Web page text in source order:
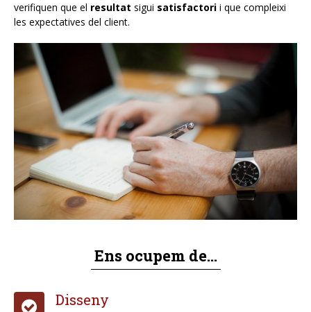
Estructures metàl·liques
Serralleria
Fusteria alumini
Llars de foc i estufes pel·let
Manteniments industrials
OFICINA TÈCNICA
PROJECTES
CONTACTE
ES
verifiquen que el resultat sigui satisfactori i que compleixi
les expectatives del client.
Ens ocupem de...
Disseny